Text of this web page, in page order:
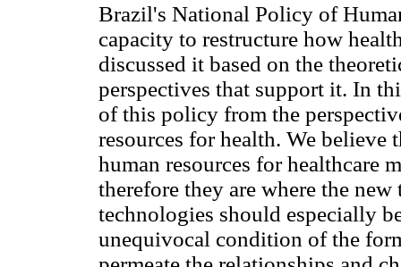
Brazil's National Policy of
capacity to restructure how
discussed it based on the
perspectives that support it. In
of this policy from the
resources for health. We
human resources for healthcare
therefore they are where the
technologies should especially
unequivocal condition of the